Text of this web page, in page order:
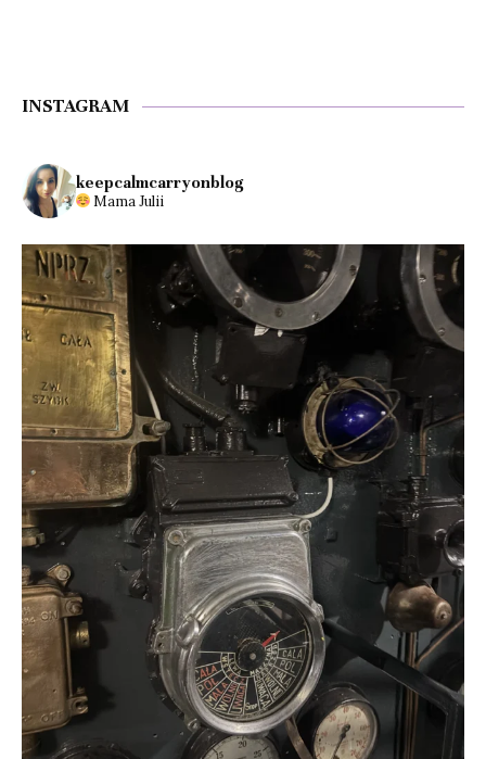
INSTAGRAM
keepcalmcarryonblog
Mama Julii